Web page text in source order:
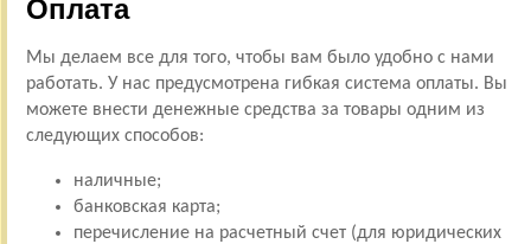
Оплата
Мы делаем все для того, чтобы вам было удобно с нами
работать. У нас предусмотрена гибкая система оплаты. Вы
можете внести денежные средства за товары одним из
следующих способов:
наличные;
банковская карта;
перечисление на расчетный счет (для юридических